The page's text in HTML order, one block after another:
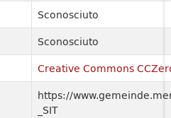
Sconosciuto
Sconosciuto
Creative Commons
https://
_SIT